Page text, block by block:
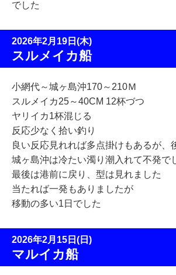
でした
2026年2月19日(木)
スルメイカ船
小網代～城ヶ島沖170～210Ｍ
スルメイカ25～40CM 12杯づつ
ヤリイカ1杯混じる
反応少なく拾い釣り
良い反応見れれば多点掛けもあるが、
城ヶ島沖は冷たい濁り潮入れて不発で
最後は港前に戻り、型は見れました
当たれば一発もありましたが
移動の多い1日でした
2026年2月15日(日)
マルイカ船